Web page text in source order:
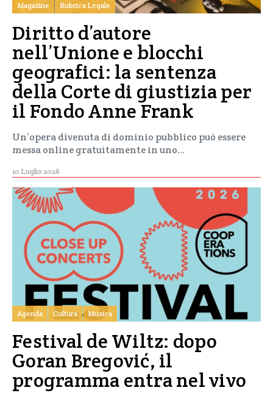
Magazine Rubrica Legale
Diritto d’autore
nell’Unione e blocchi
geografici: la sentenza
della Corte di giustizia per
il Fondo Anne Frank
Un’opera divenuta di dominio pubblico può essere
messa online gratuitamente in uno…
10 Luglio 2026
Agenda Cultura Musica
Festival de Wiltz: dopo
Goran Bregović, il
programma entra nel vivo